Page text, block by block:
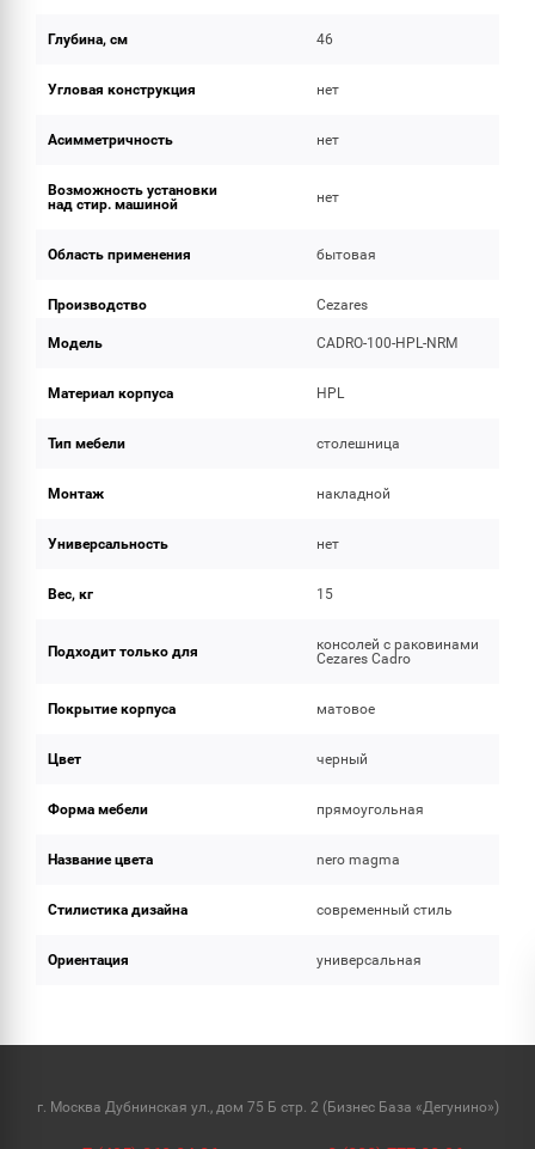
Глубина, см 46
Угловая конструкция нет
Асимметричность нет
Возможность установки
над стир. машиной
нет
Область применения бытовая
Производство Cezares
Модель CADRO-100-HPL-NRM
Материал корпуса HPL
Тип мебели столешница
Монтаж накладной
Универсальность нет
Вес, кг 15
Подходит только для
консолей с раковинами
Cezares Cadro
Покрытие корпуса матовое
Цвет черный
Форма мебели прямоугольная
Название цвета nero magma
Стилистика дизайна современный стиль
Ориентация универсальная
г. Москва Дубнинская ул., дом 75 Б стр. 2 (Бизнес База «Дегунино»)